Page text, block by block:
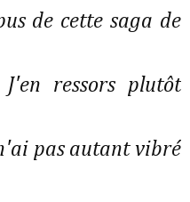
de cette saga de
ressors plutôt
pas autant vibré